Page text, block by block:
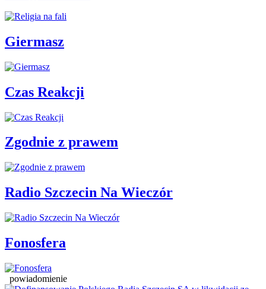
Giermasz
Czas Reakcji
Zgodnie z prawem
Radio Szczecin Na Wieczór
Fonosfera
powiadomienie